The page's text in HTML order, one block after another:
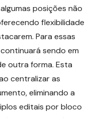
posições não
flexibilidade
Para essas
sendo em
outra forma. Esta
centralizar as
eliminando a
editais por bloco